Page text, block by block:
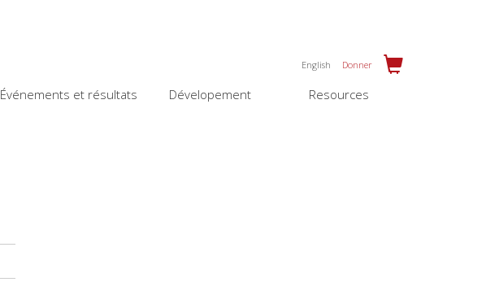
English Donner
Événements et résultats Dévelopement Resources